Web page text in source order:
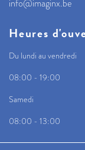
info@imaginx.be
Heures
Du lundi au vendredi
08:00 - 19:00
Samedi
08:00 - 13:00